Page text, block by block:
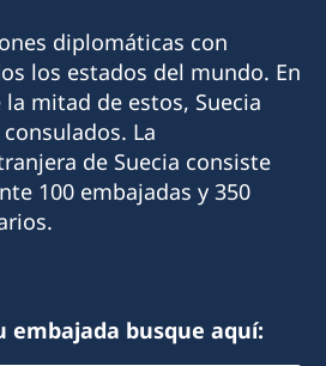
previa (agenda por
de Romaña
trabaja un asistente
comercial.
lunes a viernes de 09:00 a
diplomáticas con
los estados del mundo. En
mitad de estos, Suecia
La
de Suecia consiste
100 embajadas y 350
embajada busque aquí: